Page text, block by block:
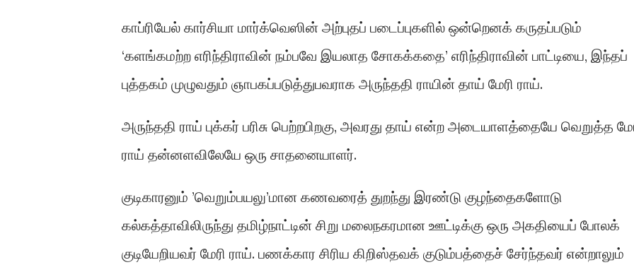
காப்ரியேல் கார்சியா மார்க்வெஸின் அற்புதப் படைப்புகளில் ஒன்றெனக் கருதப்படும்
‘களங்கமற்ற எரிந்திராவின் நம்பவே இயலாத சோகக்கதை’ எரிந்திராவின் பாட்டியை, இந்தப்
புத்தகம் முழுவதும் ஞாபகப்படுத்துபவராக அருந்ததி ராயின் தாய் மேரி ராய்.
அருந்ததி ராய் புக்கர் பரிசு பெற்றபிறகு, அவரது தாய் என்ற அடையாளத்தையே வெறுத்த
ராய் தன்னளவிலேயே ஒரு சாதனையாளர்.
குடிகாரனும் ’வெறும்பயலு’மான கணவரைத் துறந்து இரண்டு குழந்தைகளோடு
கல்கத்தாவிலிருந்து தமிழ்நாட்டின் சிறு மலைநகரமான ஊட்டிக்கு ஒரு அகதியைப் போலக்
குடியேறியவர் மேரி ராய். பணக்கார சிரிய கிறிஸ்தவக் குடும்பத்தைச் சேர்ந்தவர் என்றாலும்